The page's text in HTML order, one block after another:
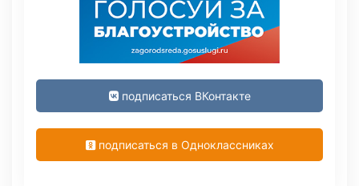
подписаться ВКонтакте
подписаться в Одноклассниках